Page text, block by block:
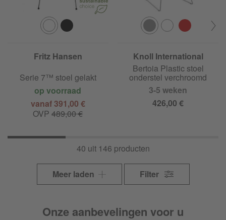
Fritz Hansen
Serie 7™ stoel gelakt
op voorraad
vanaf 391,00 €
OVP489,00 €
Knoll International
Bertoia Plastic stoel
onderstel verchroomd
3-5 weken
426,00 €
40 uit 146 producten
Meer laden Filter
Onze aanbevelingen voor u